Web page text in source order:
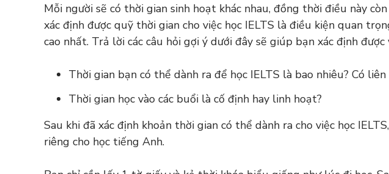
Mỗi người sẽ có thời gian sinh hoạt khác nhau, đồng thời điều này
xác định được quỹ thời gian cho việc học IELTS là điều kiện quan
cao nhất. Trả lời các câu hỏi gợi ý dưới đây sẽ giúp bạn xác định
Thời gian bạn có thể dành ra để học IELTS là bao nhiêu? Có
Thời gian học vào các buổi là cố định hay linh hoạt?
Sau khi đã xác định khoản thời gian có thể dành ra cho việc học
riêng cho học tiếng Anh.